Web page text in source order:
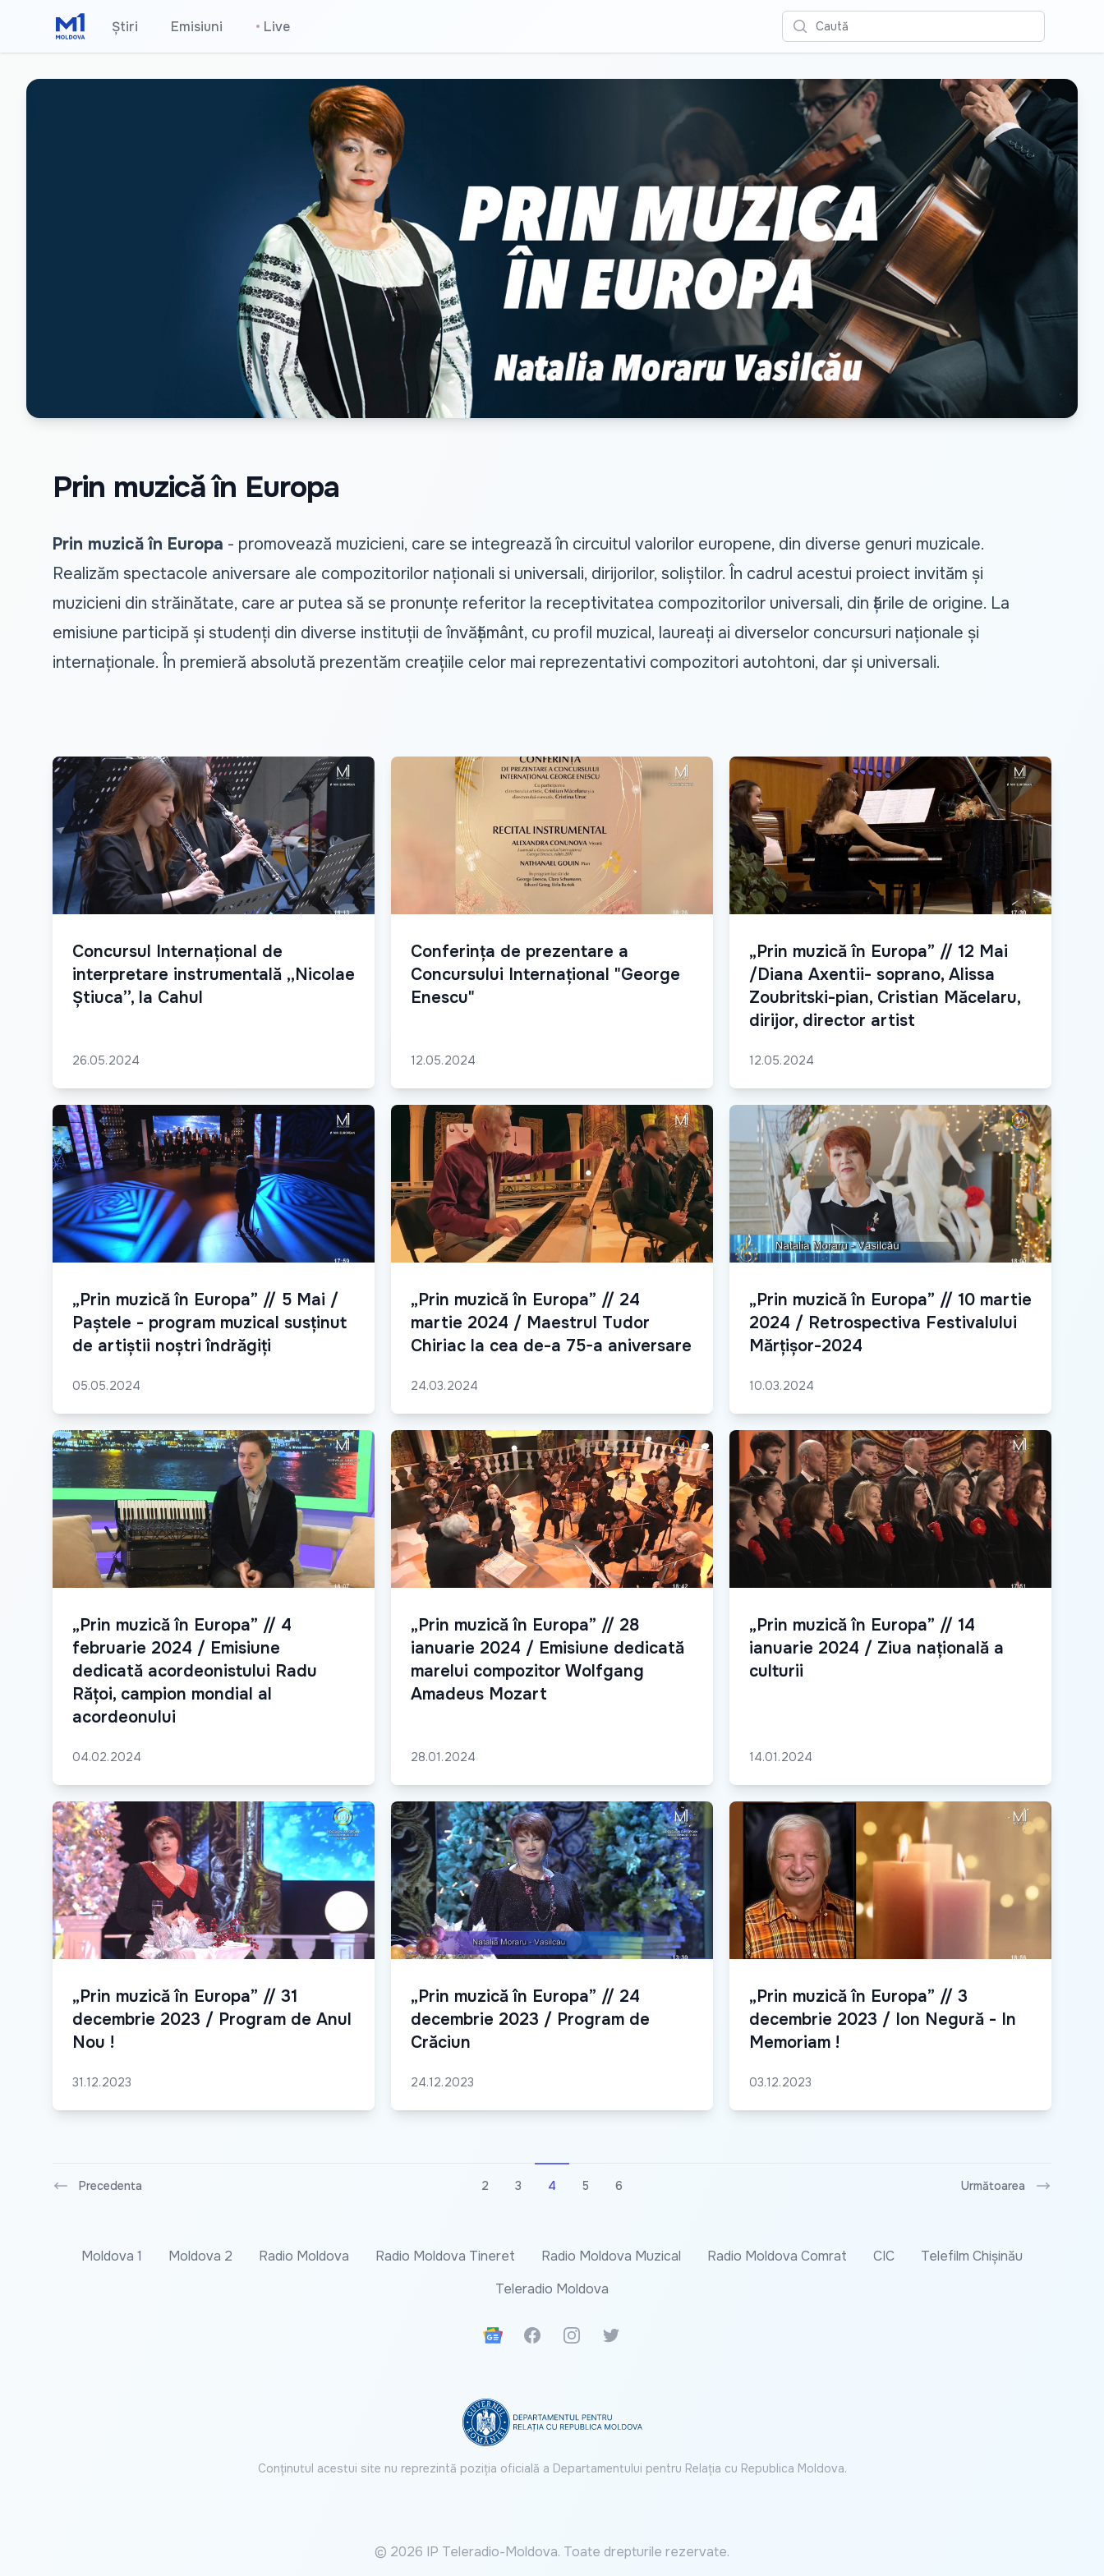
Știri Emisiuni • Live Caută
Prin muzică în Europa
Prin muzică în Europa - promovează muzicieni, care se integrează în circuitul valorilor europene, din diverse genuri muzicale.
Realizăm spectacole aniversare ale compozitorilor naționali si universali, dirijorilor, soliștilor. În cadrul acestui proiect invităm și
muzicieni din străinătate, care ar putea să se pronunțe referitor la receptivitatea compozitorilor universali, din țările de origine. La
emisiune participă și studenți din diverse instituții de învățământ, cu profil muzical, laureați ai diverselor concursuri naționale și
internaționale. În premieră absolută prezentăm creațiile celor mai reprezentativi compozitori autohtoni, dar și universali.
Concursul Internațional de
interpretare instrumentală ,,Nicolae
Știuca’’, la Cahul
26.05.2024
Conferința de prezentare a
Concursului Internațional "George
Enescu"
12.05.2024
„Prin muzică în Europa” // 12 Mai
/Diana Axentii- soprano, Alissa
Zoubritski-pian, Cristian Măcelaru,
dirijor, director artist
12.05.2024
„Prin muzică în Europa” // 5 Mai /
Paștele - program muzical susținut
de artiștii noștri îndrăgiți
05.05.2024
„Prin muzică în Europa” // 24
martie 2024 / Maestrul Tudor
Chiriac la cea de-a 75-a aniversare
24.03.2024
„Prin muzică în Europa” // 10 martie
2024 / Retrospectiva Festivalului
Mărțișor-2024
10.03.2024
„Prin muzică în Europa” // 4
februarie 2024 / Emisiune
dedicată acordeonistului Radu
Rățoi, campion mondial al
acordeonului
04.02.2024
„Prin muzică în Europa” // 28
ianuarie 2024 / Emisiune dedicată
marelui compozitor Wolfgang
Amadeus Mozart
28.01.2024
„Prin muzică în Europa” // 14
ianuarie 2024 / Ziua națională a
culturii
14.01.2024
„Prin muzică în Europa” // 31
decembrie 2023 / Program de Anul
Nou !
31.12.2023
„Prin muzică în Europa” // 24
decembrie 2023 / Program de
Crăciun
24.12.2023
„Prin muzică în Europa” // 3
decembrie 2023 / Ion Negură - In
Memoriam !
03.12.2023
Precedenta 2 3 4 5 6 Următoarea
Moldova 1 Moldova 2 Radio Moldova Radio Moldova Tineret Radio Moldova Muzical Radio Moldova Comrat CIC
Telefilm Chișinău
Teleradio Moldova
Google News
FacebookInstagramTwitter
Conținutul acestui site nu reprezintă poziția oficială a Departamentului pentru Relația cu Republica Moldova.
© 2026 IP Teleradio-Moldova. Toate drepturile rezervate.